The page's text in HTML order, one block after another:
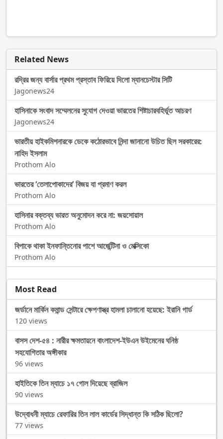
Related News
রদ্রির জন্য বার্সার প্রথম প্রস্তাব ফিরিয়ে দিলো ম্যানচেস্টার সিটি
Jagonews24
হাসিনাকে সংবাদ সম্মেলনের সুযোগ দেওয়া ভারতের শিষ্টাচারবহির্ভূত আচরণ
Jagonews24
ভারতীয় হাইকমিশনারকে ডেকে কঠোরভাবে নিন্দা জানানো উচিত ছিল সরকারের:
নাহিদ ইসলাম
Prothom Alo
ভারতের ‘তেলাপোকাদের’ বিজয় যা প্রমাণ করল
Prothom Alo
হাসিনার বক্তব্য ভারত অনুমোদন করে না: জয়সোয়াল
Prothom Alo
বিপাকে থাকা ইনফান্তিনোর পাশে আর্জেন্টিনা ও মেক্সিকো
Prothom Alo
Most Read
জর্ডানে মার্কিন কমান্ড সেন্টারে ক্ষেপণাস্ত্র হামলা চালানো হয়েছে: ইরানি গার্ড
120 views
বাসস দেশ-৫৪ : নারীর ক্ষমতায়নে বাংলাদেশ-ইউএন উইমেনের ঘনিষ্ঠ
সহযোগিতার অঙ্গীকার
96 views
হাইতিকে তিন ম্যাচে ১৭ গোল দিয়েছে ব্রাজিল
90 views
উদ্বোধনী ম্যাচে রেফারির তিন লাল কার্ডের সিদ্ধান্ত কি সঠিক ছিলো?
77 views